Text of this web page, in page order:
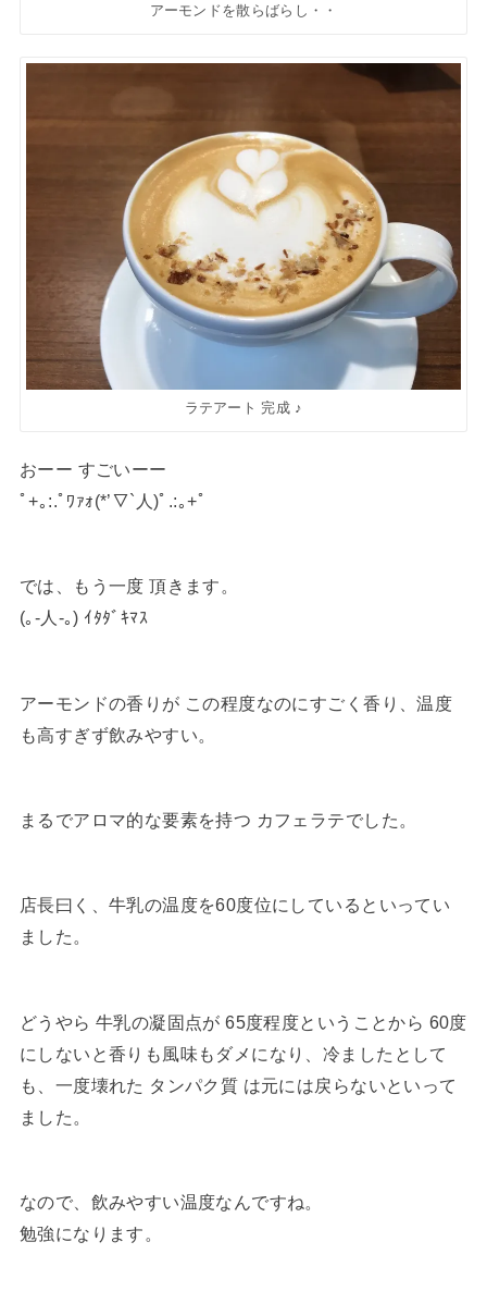
アーモンドを散らばらし・・
ラテアート 完成 ♪
おーー すごいーー
ﾟ+｡:.ﾟﾜｧｫ(*’▽`人)ﾟ.:｡+ﾟ
では、もう一度 頂きます。
(｡-人-｡) ｲﾀﾀﾞｷﾏｽ
アーモンドの香りが この程度なのにすごく香り、温度
も高すぎず飲みやすい。
まるでアロマ的な要素を持つ カフェラテでした。
店長曰く、牛乳の温度を60度位にしているといってい
ました。
どうやら 牛乳の凝固点が 65度程度ということから 60度
にしないと香りも風味もダメになり、冷ましたとして
も、一度壊れた タンパク質 は元には戻らないといって
ました。
なので、飲みやすい温度なんですね。
勉強になります。